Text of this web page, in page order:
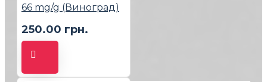
66 mg/g (Виноград)
250.00 грн.